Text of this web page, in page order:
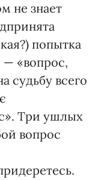
не знает
попытка
«вопрос,
судьбу всего
Три ушлых
вопрос